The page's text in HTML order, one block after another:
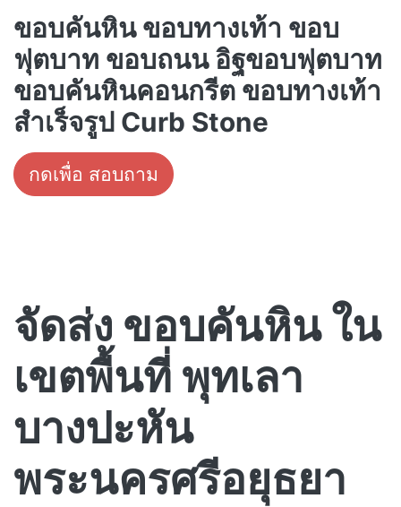
ขอบคันหิน ขอบทางเท้า ขอบ
ฟุตบาท ขอบถนน อิฐขอบฟุตบาท
ขอบคันหินคอนกรีต ขอบทางเท้า
สำเร็จรูป Curb Stone
กดเพื่อ สอบถาม
จัดส่ง ขอบคันหิน ใน
เขตพื้นที่ พุทเลา
บางปะหัน
พระนครศรีอยุธยา